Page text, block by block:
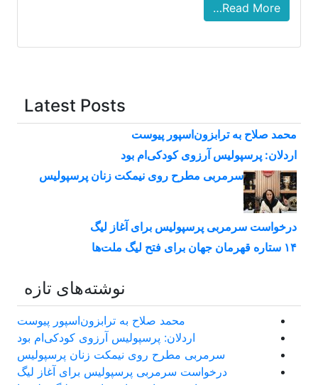
Read More…
Latest Posts
محمد صلاح به ترابزون‌اسپور پیوست
اردلان: پرسپولیس آرزوی کودکی‌ام بود
سرمربی مطرح روی نیمکت زنان پرسپولیس
درخواست سرمربی پرسپولیس برای آغاز لیگ
۱۴ ستاره قهرمان جهان برای فتح لیگ ملت‌ها
نوشته‌های تازه
محمد صلاح به ترابزون‌اسپور پیوست
اردلان: پرسپولیس آرزوی کودکی‌ام بود
سرمربی مطرح روی نیمکت زنان پرسپولیس
درخواست سرمربی پرسپولیس برای آغاز لیگ